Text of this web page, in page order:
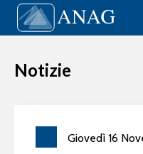
Vai al contenuto
Main
Notizie
Giovedì 16